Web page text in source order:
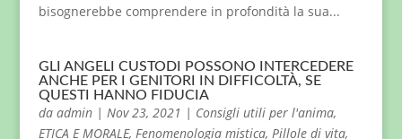
bisognerebbe comprendere in profondità la sua...
GLI ANGELI CUSTODI POSSONO INTERCEDERE
ANCHE PER I GENITORI IN DIFFICOLTÀ, SE
QUESTI HANNO FIDUCIA
da admin| Nov 23, 2021 | Consigli utili per l'anima,
ETICA E MORALE, Fenomenologia mistica, Pillole di vita,